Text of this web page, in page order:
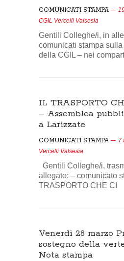
COMUNICATI STAMPA
CGIL Vercelli Valsesia
Gentili Colleghe/i, in
comunicati stampa sulla
della CGIL – nei
IL TRASPORTO
– Assemblea
a Larizzate
COMUNICATI STAMPA 7
Vercelli Valsesia
Gentili Colleghe/i,
allegato: – comunicato
TRASPORTO CHE CI
Venerdì 28 marzo
sostegno della
Nota stampa